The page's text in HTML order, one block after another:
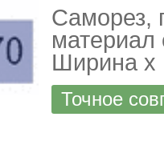
Саморез,
Ширина х
Точное